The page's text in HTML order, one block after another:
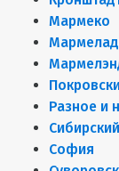
Мармеко
Мармелад
Разное и
София